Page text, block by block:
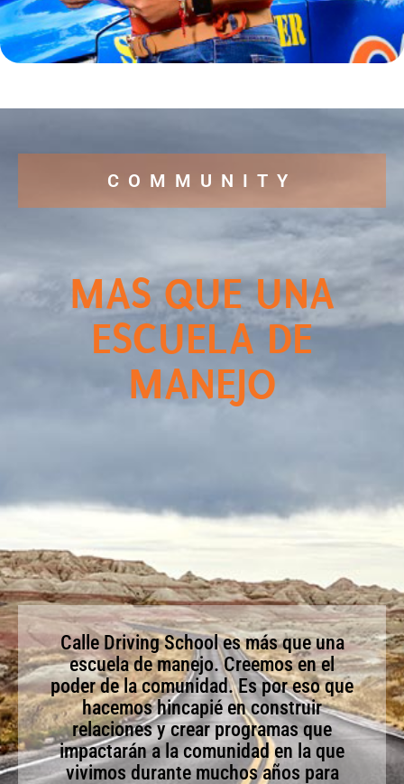
COMMUNITY
MAS QUE UNA
ESCUELA DE
MANEJO
Calle Driving School es más que una
escuela de manejo. Creemos en el
poder de la comunidad. Es por eso que
hacemos hincapié en construir
relaciones y crear programas que
impactarán a la comunidad en la que
vivimos durante muchos años para